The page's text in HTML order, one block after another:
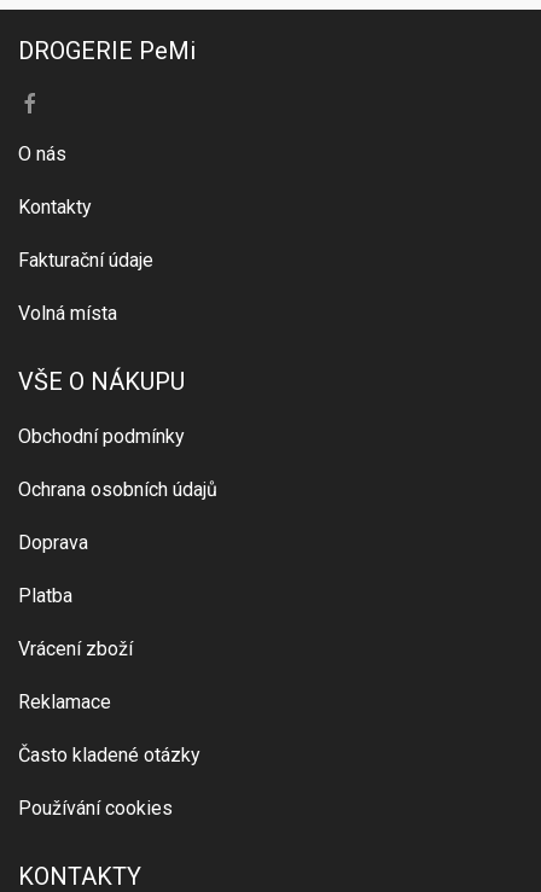
DROGERIE PeMi
O nás
Kontakty
Fakturační údaje
Volná místa
VŠE O NÁKUPU
Obchodní podmínky
Ochrana osobních údajů
Doprava
Platba
Vrácení zboží
Reklamace
Často kladené otázky
Používání cookies
KONTAKTY